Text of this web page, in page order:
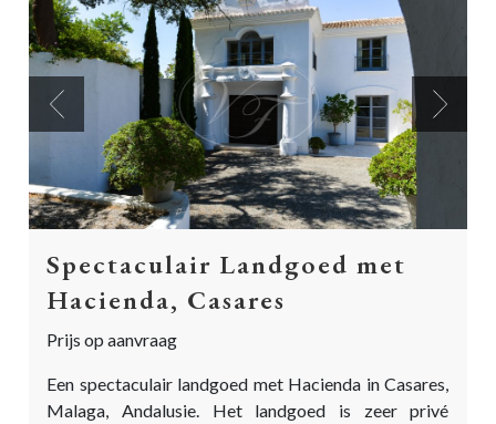
Previous Next
Spectaculair Landgoed met
Hacienda, Casares
Prijs op aanvraag
Een spectaculair landgoed met Hacienda in Casares,
Malaga, Andalusie. Het landgoed is zeer privé